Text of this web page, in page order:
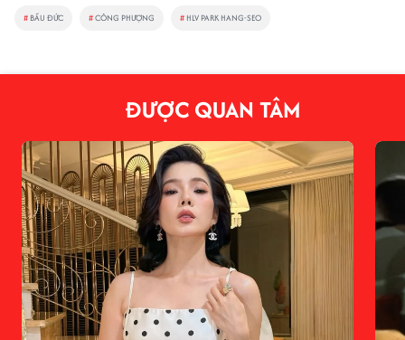
# BẦU ĐỨC #CÔNG PHƯỢNG # HLV PARK HANG-SEO
ĐƯỢC QUAN TÂM